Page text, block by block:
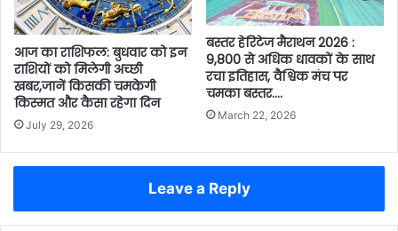
आज का राशिफल: बुधवार को इन
राशियों को मिलेगी अच्छी
खबर,जानें किसकी चमकेगी
किस्मत और कैसा रहेगा दिन
July 29, 2026
बस्तर हेरिटेज मैराथन 2026 :
9,800 से अधिक धावकों के साथ
रचा इतिहास, वैश्विक मंच पर
चमका बस्तर….
March 22, 2026
Leave a Reply